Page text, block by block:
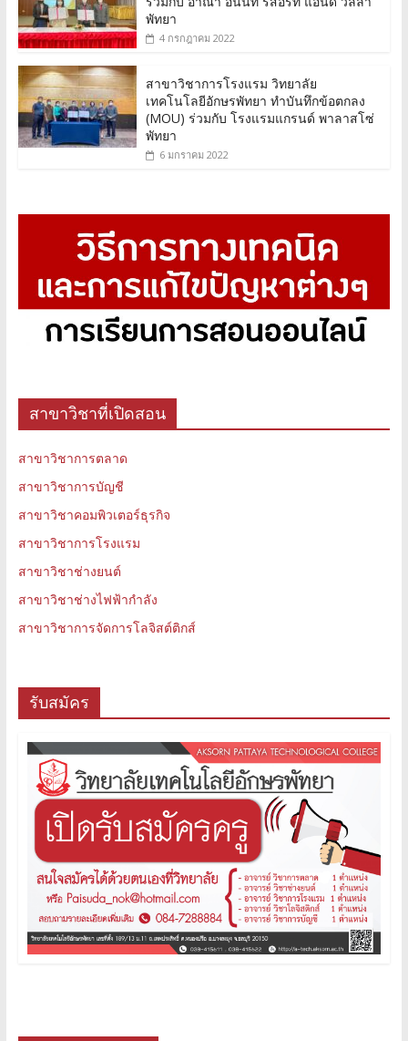
พัทยา
4 กรกฎาคม 2022
สาขาวิชาการโรงแรม วิทยาลัย
เทคโนโลยีอักษรพัทยา ทำบันทึกข้อตกลง
(MOU) ร่วมกับ โรงแรมแกรนด์ พาลาสโซ่
พัทยา
6 มกราคม 2022
สาขาวิชาที่เปิดสอน
สาขาวิชาการตลาด
สาขาวิชาการบัญชี
สาขาวิชาคอมพิวเตอร์ธุรกิจ
สาขาวิชาการโรงแรม
สาขาวิชาช่างยนต์
สาขาวิชาช่างไฟฟ้ากำลัง
สาขาวิชาการจัดการโลจิสต์ติกส์
รับสมัคร